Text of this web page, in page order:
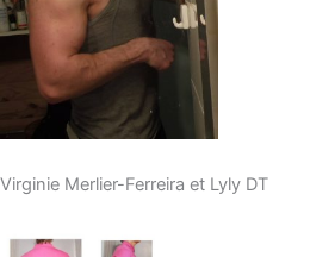
Virginie Merlier-Ferreira et Lyly DT